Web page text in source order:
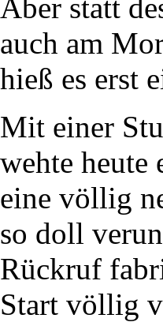
Aber statt
auch am
hieß es erst
Mit einer
wehte heute
eine völlig
so doll
Rückruf
Start völlig